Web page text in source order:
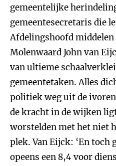
gemeentelijke
gemeentesecretaris die
Afdelingshoofd middelen
Molenwaard John van
van ultieme
gemeentetaken. Alles
politiek weg uit de
de kracht in de wijken
worstelden met het niet
plek. Van Eijck: ‘En toch
opeens een 8,4 voor